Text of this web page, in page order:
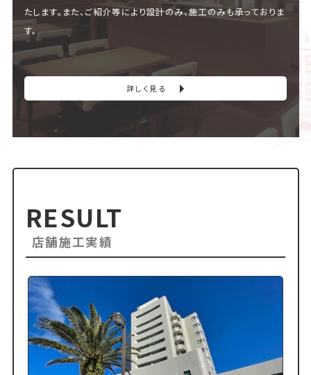
たします。また、ご紹介等により設計のみ、施工のみも承っておりま
す。
詳しく見る
RESULT
店舗施工実績